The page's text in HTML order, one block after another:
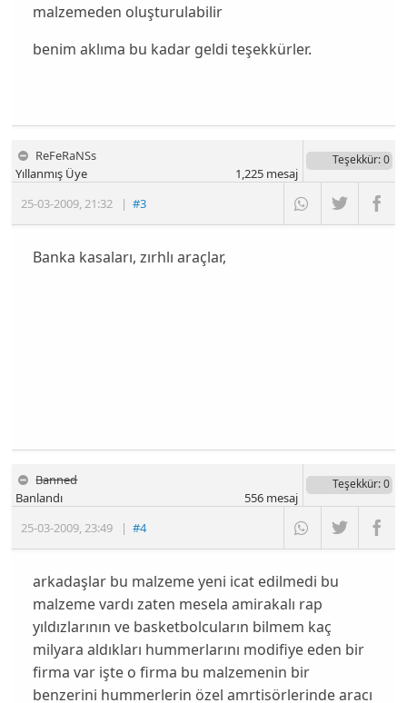
malzemeden oluşturulabilir
benim aklıma bu kadar geldi teşekkürler.
ReFeRaNSs
25-03-2009,21:32 |#3
Yıllanmış Üye
Teşekkür: 0
1,225mesaj
Banka kasaları, zırhlı araçlar,
Banned
25-03-2009,23:49 |#4
Banlandı
Teşekkür: 0
556mesaj
arkadaşlar bu malzeme yeni icat edilmedi bu
malzeme vardı zaten mesela amirakalı rap
yıldızlarının ve basketbolcuların bilmem kaç
milyara aldıkları hummerlarını modifiye eden bir
firma var işte o firma bu malzemenin bir
benzerini hummerlerin özel amrtisörlerinde aracı